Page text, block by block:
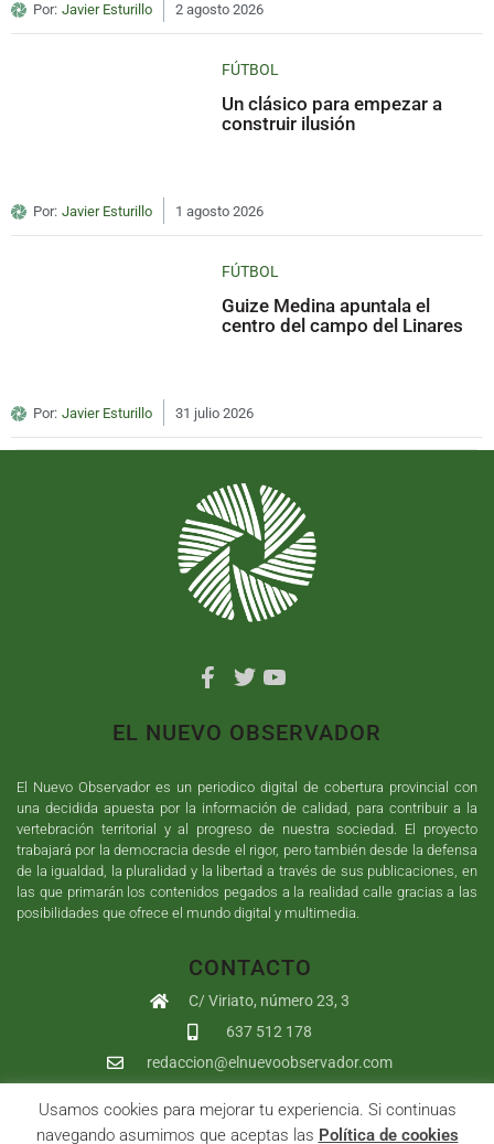
Por: Javier Esturillo 2 agosto 2026
FÚTBOL
Un clásico para empezar a
construir ilusión
Por: Javier Esturillo 1 agosto 2026
FÚTBOL
Guize Medina apuntala el
centro del campo del Linares
Por: Javier Esturillo 31 julio 2026
EL NUEVO OBSERVADOR
El Nuevo Observador es un periodico digital de cobertura provincial con
una decidida apuesta por la información de calidad, para contribuir a la
vertebración territorial y al progreso de nuestra sociedad. El proyecto
trabajará por la democracia desde el rigor, pero también desde la defensa
de la igualdad, la pluralidad y la libertad a través de sus publicaciones, en
las que primarán los contenidos pegados a la realidad calle gracias a las
posibilidades que ofrece el mundo digital y multimedia.
CONTACTO
C/ Viriato, número 23, 3
637 512 178
redaccion@elnuevoobservador.com
Copyright ©2026 El Nuevo Observador | Sumurdigital Diseño web
Usamos cookies para mejorar tu experiencia. Si continuas
navegando asumimos que aceptas las Política de cookies